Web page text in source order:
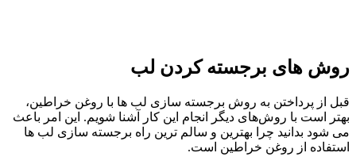
روش های برجسته کردن لب
قبل از پرداختن به روش برجسته سازی لب ها با روغن خراطین،
بهتر است با روش‌های دیگر انجام این کار آشنا شویم. این امر باعث
می شود بدانید چرا بهترین و سالم ترین راه برجسته سازی لب ها
استفاده از روغن خراطین است.